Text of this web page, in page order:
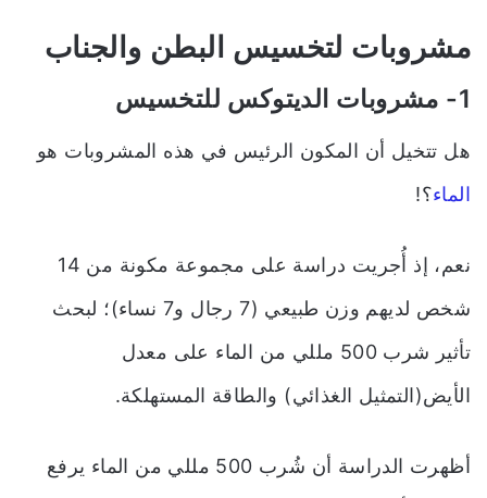
مشروبات لتخسيس البطن والجناب
1- مشروبات الديتوكس للتخسيس
هل تتخيل أن المكون الرئيس في هذه المشروبات هو
الماء؟!
نعم، إذ أُجريت دراسة على مجموعة مكونة من 14
شخص لديهم وزن طبيعي (7 رجال و7 نساء)؛ لبحث
تأثير شرب 500 مللي من الماء على معدل
الأيض(التمثيل الغذائي) والطاقة المستهلكة.
أظهرت الدراسة أن شُرب 500 مللي من الماء يرفع